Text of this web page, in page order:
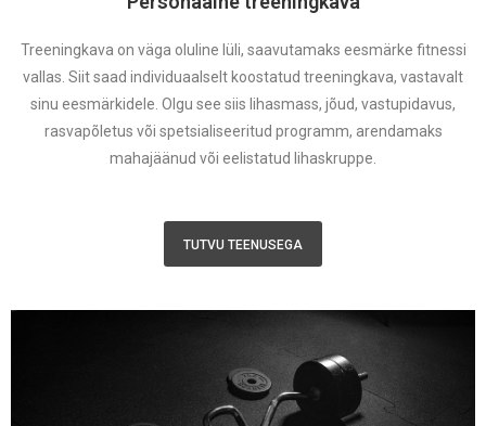
Treeningkava on väga oluline lüli, saavutamaks eesmärke fitnessi
vallas. Siit saad individuaalselt koostatud treeningkava, vastavalt
sinu eesmärkidele. Olgu see siis lihasmass, jõud, vastupidavus,
rasvapõletus või spetsialiseeritud programm, arendamaks
mahajäänud või eelistatud lihaskruppe.
TUTVU TEENUSEGA